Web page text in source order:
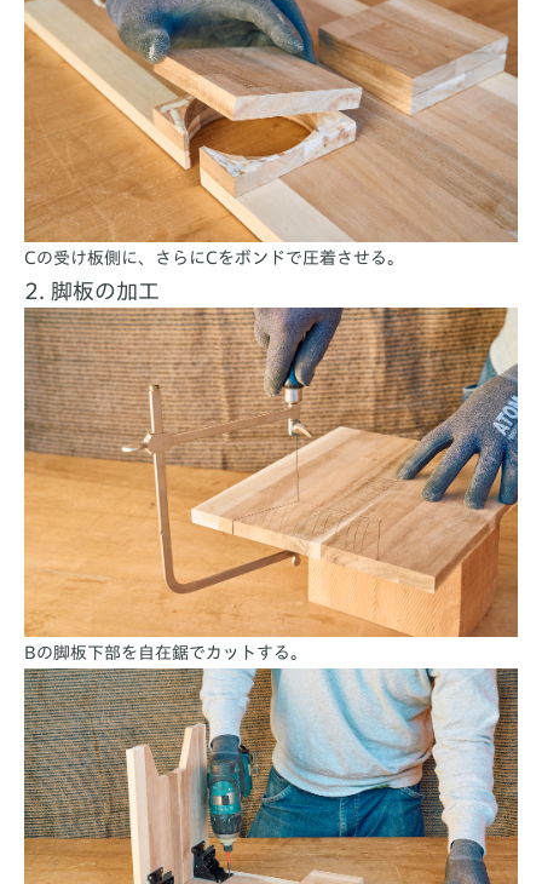
Cの受け板側に、さらにCをボンドで圧着させる。
2. 脚板の加工
Bの脚板下部を自在鋸でカットする。